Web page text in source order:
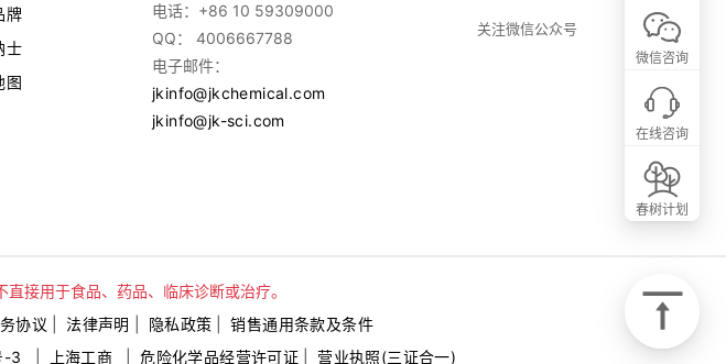
牌
士
图
电话：+86 10 59309000
QQ： 4006667788
电子邮件：
jkinfo@jkchemical.com
jkinfo@jk-sci.com
关注微信公众号
接用于食品、药品、临床诊断或治疗。
协议 法律声明 隐私政策
销售通用条款及条件
-3 上海工商 危险化学品经营许可证 营业执照(三证合一)
微信咨询
在线咨询
春树计划